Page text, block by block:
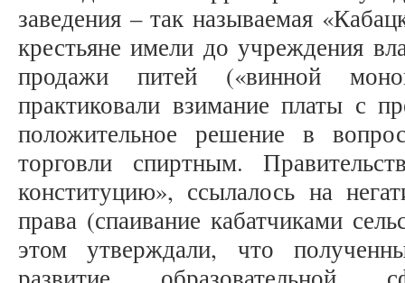
заведения – так называемая
крестьяне имели до учреждения
продажи питей («винной
практиковали взимание платы с
положительное решение в
торговли спиртным.
конституцию», ссылалось на
права (спаивание кабатчиками
этом утверждали, что